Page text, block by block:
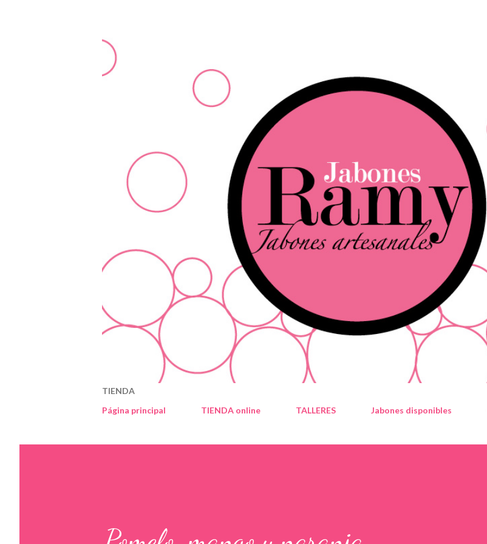
TIENDA
Página principal
TIENDA online TALLERES Jabones disponibles